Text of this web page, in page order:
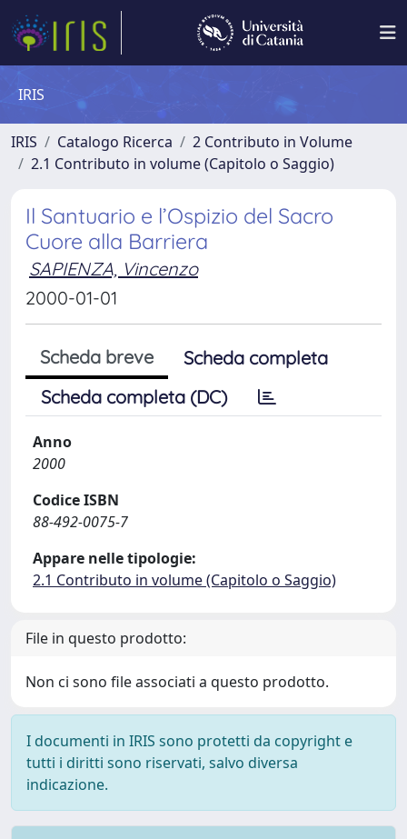
IRIS
IRIS Catalogo Ricerca
2 Contributo in Volume
2.1 Contributo in volume (Capitolo o Saggio)
Il Santuario e l’Ospizio del Sacro
Cuore alla Barriera
SAPIENZA, Vincenzo
2000-01-01
Scheda breve
Scheda completa
Scheda completa (DC)
Anno
2000
Codice ISBN
88-492-0075-7
Appare nelle tipologie:
2.1 Contributo in volume (Capitolo o Saggio)
File in questo prodotto:
Non ci sono file associati a questo prodotto.
I documenti in IRIS sono protetti da copyright e
tutti i diritti sono riservati, salvo diversa
indicazione.